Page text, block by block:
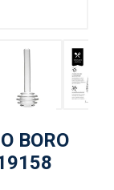
BORO